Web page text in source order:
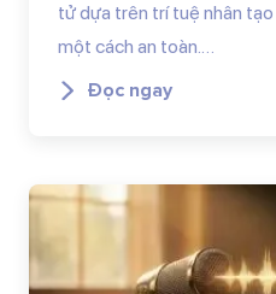
tử dựa trên trí tuệ nhân
một cách an toàn.…
Đọc ngay